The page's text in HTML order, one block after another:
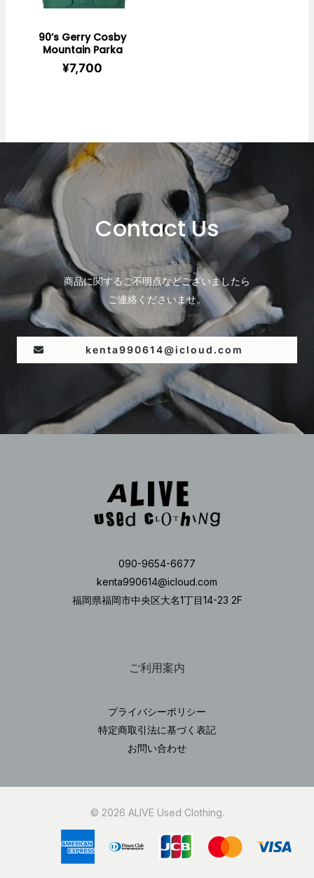
90’s Gerry Cosby
Mountain Parka
¥7,700
Contact Us
商品に関するご不明点などございましたら
ご連絡くださいませ。
kenta990614@icloud.com
090-9654-6677
kenta990614@icloud.com
福岡県福岡市中央区大名1丁目14-23 2F
ご利用案内
プライバシーポリシー
特定商取引法に基づく表記
お問い合わせ
© 2026 ALIVE Used Clothing.